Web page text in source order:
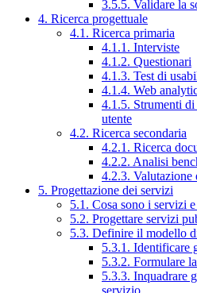
3.5.5. Validare la
4. Ricerca progettuale
4.1. Ricerca primaria
4.1.1. Interviste
4.1.2. Questionari
4.1.3. Test di
4.1.4. Web
4.1.5. Strumenti di
utente
4.2. Ricerca secondaria
4.2.1. Ricerca
4.2.2. Analisi
4.2.3. Valutazione
5. Progettazione dei servizi
5.1. Cosa sono i servizi
5.2. Progettare servizi
5.3. Definire il modello
5.3.1. Identificare
5.3.2. Formulare
5.3.3. Inquadrare
servizio